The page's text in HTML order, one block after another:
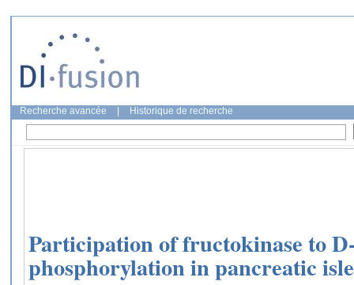
Recherche avancée Historique de recherche
Participation of fructokinase to
phosphorylation in pancreatic